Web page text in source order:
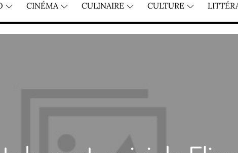
CINÉMA CULINAIRE CULTURE